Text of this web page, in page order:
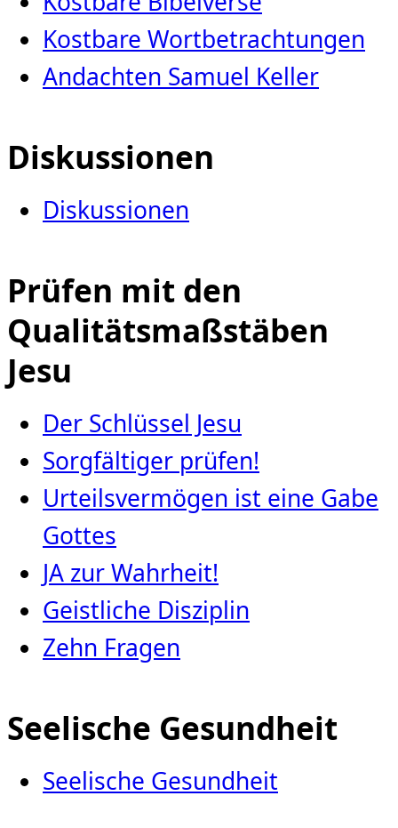
Kostbare Wortbetrachtungen
Andachten Samuel Keller
Diskussionen
Diskussionen
Prüfen mit den
Qualitätsmaßstäben
Jesu
Der Schlüssel Jesu
Sorgfältiger prüfen!
Urteilsvermögen ist eine Gabe
Gottes
JA zur Wahrheit!
Geistliche Disziplin
Zehn Fragen
Seelische Gesundheit
Seelische Gesundheit